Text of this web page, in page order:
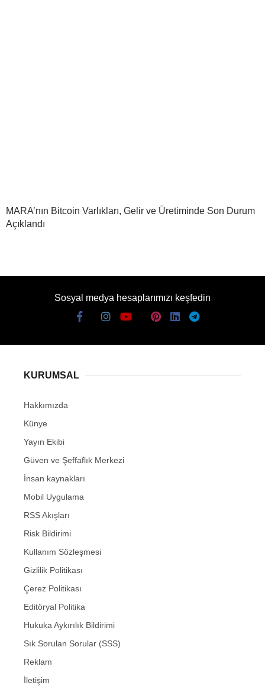
MARA’nın Bitcoin Varlıkları, Gelir ve Üretiminde Son Durum
Açıklandı
Sosyal medya hesaplarımızı keşfedin
KURUMSAL
Hakkımızda
Künye
Yayın Ekibi
Güven ve Şeffaflık Merkezi
İnsan kaynakları
Mobil Uygulama
RSS Akışları
Risk Bildirimi
Kullanım Sözleşmesi
Gizlilik Politikası
Çerez Politikası
Editöryal Politika
Hukuka Aykırılık Bildirimi
Sık Sorulan Sorular (SSS)
Reklam
İletişim